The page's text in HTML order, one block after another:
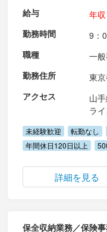
給与
年
勤務時間
9：
職種
一
勤務住所
東
アクセス
山
ラ
未経験歓迎 転勤なし
年間休日120日以上
詳細を見る
保全収納業務／保険